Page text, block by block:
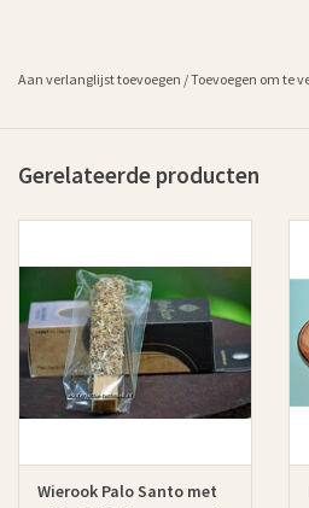
Aan verlanglijst toevoegen /Toevoegen om te
Gerelateerde producten
Wierook Palo Santo met